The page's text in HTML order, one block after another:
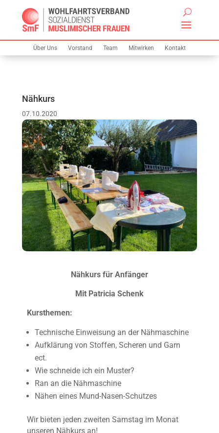
Über Uns Vorstand Team Mitwirken Kontakt
Nähkurs
07.10.2020
Nähkurs für Anfänger
Mit Patricia Schenk
Kursthemen:
Technische Einweisung an der Nähmaschine
Aufklärung von Stoffen, Scheren und Garn
ect.
Wie schneide ich ein Muster?
Ran an die Nähmaschine
Nähen eines Mund-Nasen-Schutzes
Wir bieten jeden zweiten Samstag im Monat
unseren Nähkurs an!